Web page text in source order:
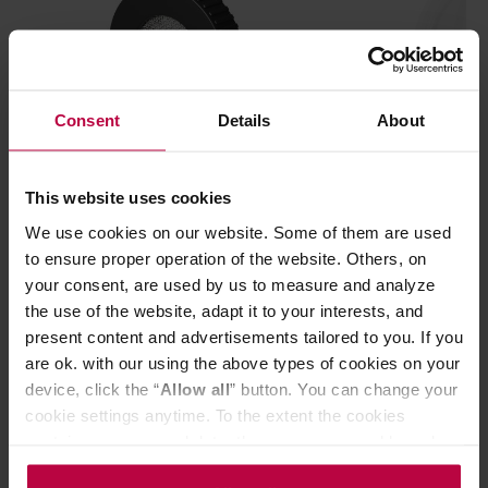
Consent Details About
This website uses cookies
We use cookies on our website. Some of them are used
to ensure proper operation of the website. Others, on
your consent, are used by us to measure and analyze
the use of the website, adapt it to your interests, and
present content and advertisements tailored to you. If you
are ok. with our using the above types of cookies on your
device, click the “Allow all” button. You can change your
cookie settings anytime. To the extent the cookies
the controller’s (namely, ALL GOOD S.A., ul.
Subminimal - Magnetic NanoScreen -
62,90 zł